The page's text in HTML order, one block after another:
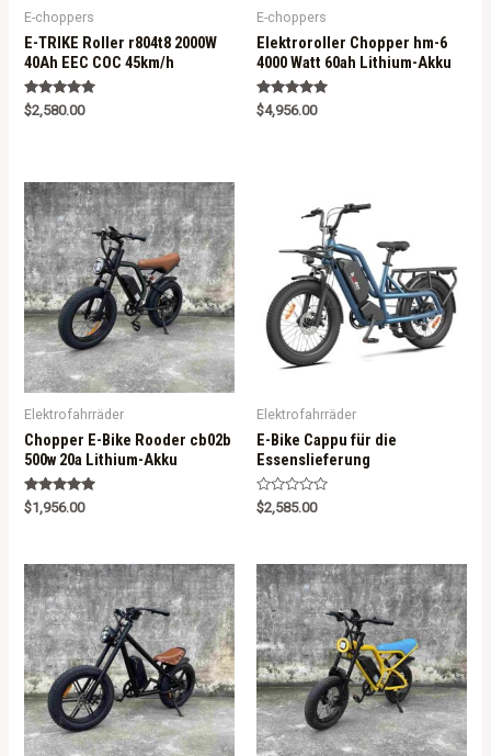
E-choppers
E-TRIKE Roller r804t8 2000W
40Ah EEC COC 45km/h
Rated
5.00
$2,580.00
E-choppers
Elektroroller Chopper hm-6
4000 Watt 60ah Lithium-Akku
Rated
5.00
$4,956.00
Elektrofahrräder
Chopper E-Bike Rooder cb02b
500w 20a Lithium-Akku
Rated
5.00
$1,956.00
Elektrofahrräder
E-Bike Cappu für die
Essenslieferung
R
a
0
o
u
t
o
f
5
$2,585.00